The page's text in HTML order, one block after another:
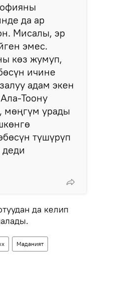
да ар
Мисалы, эр
эмес.
көз жумуп,
ичине
адам экен
Тоону
мөңгүм урады
түшүрүп
да келип
Маданият